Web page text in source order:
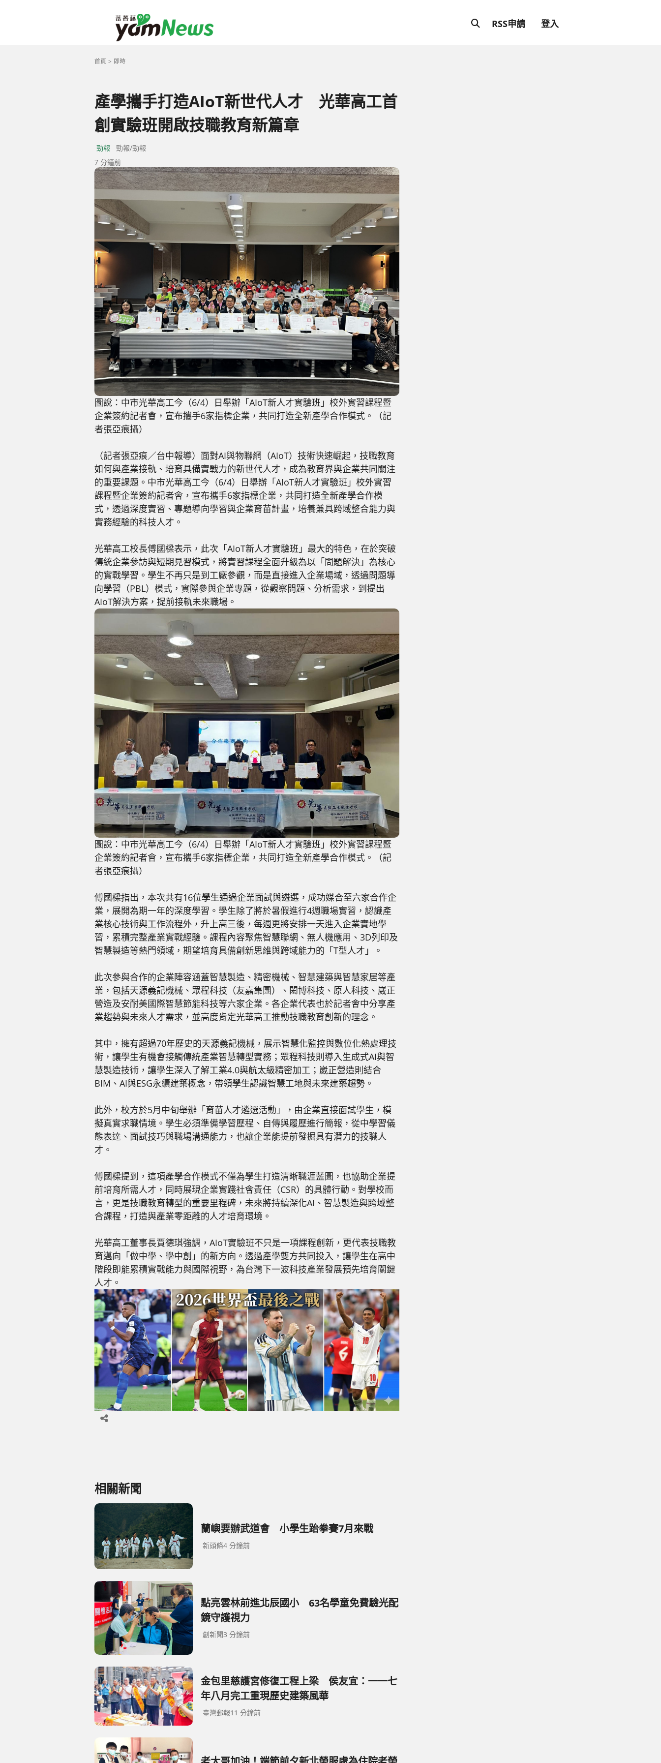
RSS申請 登入
首頁 即時
產學攜手打造AIoT新世代人才 光華高工首
創實驗班開啟技職教育新篇章
勁報
勁報/勁報
7 分鐘前
圖說：中市光華高工今（6/4）日舉辦「AIoT新人才實驗班」校外實習課程暨
企業簽約記者會，宣布攜手6家指標企業，共同打造全新產學合作模式。（記
者張亞痕攝）
（記者張亞痕／台中報導）面對AI與物聯網（AIoT）技術快速崛起，技職教育
如何與產業接軌、培育具備實戰力的新世代人才，成為教育界與企業共同關注
的重要課題。中市光華高工今（6/4）日舉辦「AIoT新人才實驗班」校外實習
課程暨企業簽約記者會，宣布攜手6家指標企業，共同打造全新產學合作模
式，透過深度實習、專題導向學習與企業育苗計畫，培養兼具跨域整合能力與
實務經驗的科技人才。
光華高工校長傅國樑表示，此次「AIoT新人才實驗班」最大的特色，在於突破
傳統企業參訪與短期見習模式，將實習課程全面升級為以「問題解決」為核心
的實戰學習。學生不再只是到工廠參觀，而是直接進入企業場域，透過問題導
向學習（PBL）模式，實際參與企業專題，從觀察問題、分析需求，到提出
AIoT解決方案，提前接軌未來職場。
圖說：中市光華高工今（6/4）日舉辦「AIoT新人才實驗班」校外實習課程暨
企業簽約記者會，宣布攜手6家指標企業，共同打造全新產學合作模式。（記
者張亞痕攝）
傅國樑指出，本次共有16位學生通過企業面試與遴選，成功媒合至六家合作企
業，展開為期一年的深度學習。學生除了將於暑假進行4週職場實習，認識產
業核心技術與工作流程外，升上高三後，每週更將安排一天進入企業實地學
習，累積完整產業實戰經驗。課程內容聚焦智慧聯網、無人機應用、3D列印及
智慧製造等熱門領域，期望培育具備創新思維與跨域能力的「T型人才」。
此次參與合作的企業陣容涵蓋智慧製造、精密機械、智慧建築與智慧家居等產
業，包括天源義記機械、眾程科技（友嘉集團）、閎博科技、原人科技、崴正
營造及安耐美國際智慧節能科技等六家企業。各企業代表也於記者會中分享產
業趨勢與未來人才需求，並高度肯定光華高工推動技職教育創新的理念。
其中，擁有超過70年歷史的天源義記機械，展示智慧化監控與數位化熱處理技
術，讓學生有機會接觸傳統產業智慧轉型實務；眾程科技則導入生成式AI與智
慧製造技術，讓學生深入了解工業4.0與航太級精密加工；崴正營造則結合
BIM、AI與ESG永續建築概念，帶領學生認識智慧工地與未來建築趨勢。
此外，校方於5月中旬舉辦「育苗人才遴選活動」，由企業直接面試學生，模
擬真實求職情境。學生必須準備學習歷程、自傳與履歷進行簡報，從中學習儀
態表達、面試技巧與職場溝通能力，也讓企業能提前發掘具有潛力的技職人
才。
傅國樑提到，這項產學合作模式不僅為學生打造清晰職涯藍圖，也協助企業提
前培育所需人才，同時展現企業實踐社會責任（CSR）的具體行動。對學校而
言，更是技職教育轉型的重要里程碑，未來將持續深化AI、智慧製造與跨域整
合課程，打造與產業零距離的人才培育環境。
光華高工董事長賈德琪強調，AIoT實驗班不只是一項課程創新，更代表技職教
育邁向「做中學、學中創」的新方向。透過產學雙方共同投入，讓學生在高中
階段即能累積實戰能力與國際視野，為台灣下一波科技產業發展預先培育關鍵
人才。
相關新聞
蘭嶼要辦武道會 小學生跆拳賽7月來戰
新頭條4 分鐘前
點亮雲林前進北辰國小 63名學童免費驗光配
鏡守護視力
創新聞3 分鐘前
金包里慈護宮修復工程上梁 侯友宜：一一七
年八月完工重現歷史建築風華
臺灣郵報11 分鐘前